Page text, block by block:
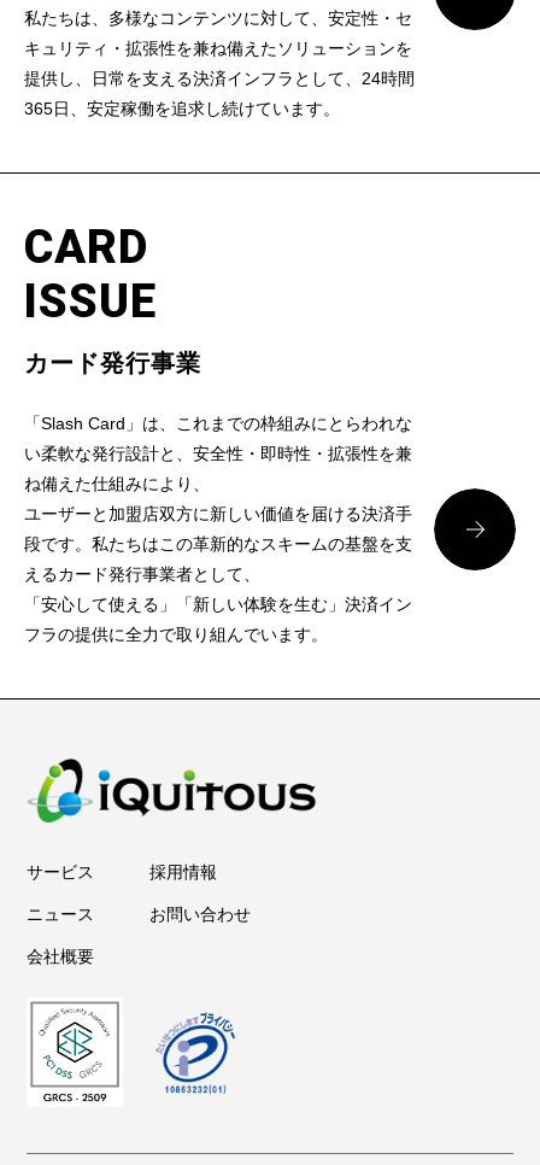
私たちは、多様なコンテンツに対して、安定性・セ
キュリティ・拡張性を兼ね備えたソリューションを
提供し、日常を支える決済インフラとして、24時間
365日、安定稼働を追求し続けています。
CARD
ISSUE
カード発行事業
「Slash Card」は、これまでの枠組みにとらわれな
い柔軟な発行設計と、安全性・即時性・拡張性を兼
ね備えた仕組みにより、
ユーザーと加盟店双方に新しい価値を届ける決済手
段です。私たちはこの革新的なスキームの基盤を支
えるカード発行事業者として、
「安心して使える」「新しい体験を生む」決済イン
フラの提供に全力で取り組んでいます。
サービス 採用情報
ニュース お問い合わせ
会社概要